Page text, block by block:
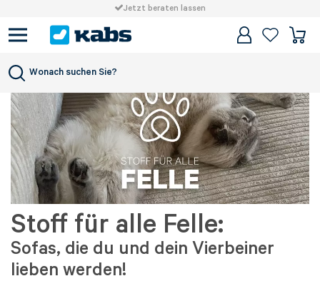
Jetzt beraten lassen
Stoff für alle Felle:
Sofas, die du und dein Vierbeiner
lieben werden!